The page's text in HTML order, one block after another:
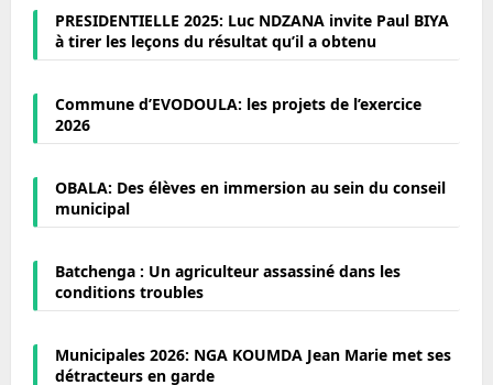
PRESIDENTIELLE 2025: Luc NDZANA invite Paul BIYA
à tirer les leçons du résultat qu’il a obtenu
Commune d’EVODOULA: les projets de l’exercice
2026
OBALA: Des élèves en immersion au sein du conseil
municipal
Batchenga : Un agriculteur assassiné dans les
conditions troubles
Municipales 2026: NGA KOUMDA Jean Marie met ses
détracteurs en garde